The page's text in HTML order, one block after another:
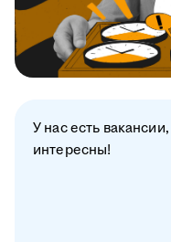
У нас есть
интересны!